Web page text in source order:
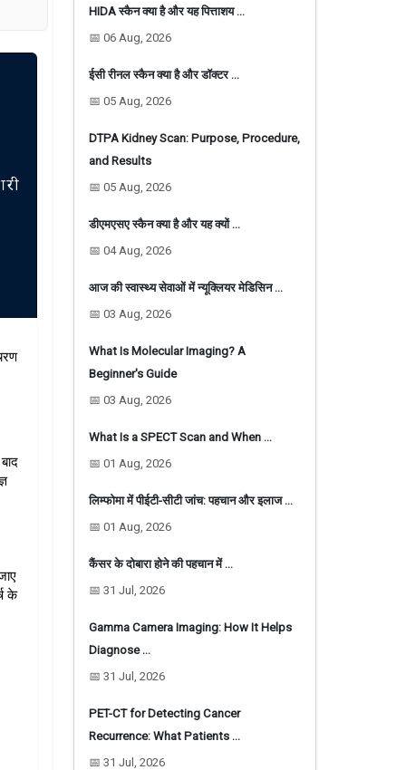
के
HIDA स्कैन क्या है और यह पित्ताशय …
📅 06 Aug, 2026
ईसी रीनल स्कैन क्या है और डॉक्टर …
📅 05 Aug, 2026
DTPA Kidney Scan: Purpose, Procedure,
and Results
📅 05 Aug, 2026
डीएमएसए स्कैन क्या है और यह क्यों …
📅 04 Aug, 2026
आज की स्वास्थ्य सेवाओं में न्यूक्लियर मेडिसिन …
📅 03 Aug, 2026
What Is Molecular Imaging? A
Beginner's Guide
📅 03 Aug, 2026
What Is a SPECT Scan and When …
📅 01 Aug, 2026
लिम्फोमा में पीईटी-सीटी जांच: पहचान और इलाज …
📅 01 Aug, 2026
कैंसर के दोबारा होने की पहचान में …
📅 31 Jul, 2026
Gamma Camera Imaging: How It Helps
Diagnose …
📅 31 Jul, 2026
PET-CT for Detecting Cancer
Recurrence: What Patients …
📅 31 Jul, 2026